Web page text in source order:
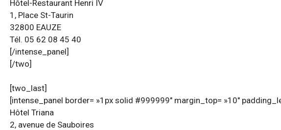
Hôtel-Restaurant Henri IV
1, Place St-Taurin
32800 EAUZE
Tél. 05 62 08 45 40
[/intense_panel]
[/two]
[two_last]
[intense_panel border= »1px solid #999999″ margin_top= »10″
Hôtel Triana
2, avenue de Sauboires